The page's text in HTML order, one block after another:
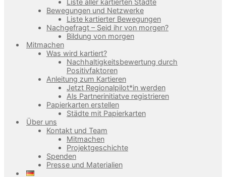
Liste aller kartierten Städte
Bewegungen und Netzwerke
Liste kartierter Bewegungen
Nachgefragt – Seid ihr von morgen?
Bildung von morgen
Mitmachen
Was wird kartiert?
Nachhaltigkeitsbewertung durch
Positivfaktoren
Anleitung zum Kartieren
Jetzt Regionalpilot*in werden
Als Partnerinitiatve registrieren
Papierkarten erstellen
Städte mit Papierkarten
Über uns
Kontakt und Team
Mitmachen
Projektgeschichte
Spenden
Presse und Materialien